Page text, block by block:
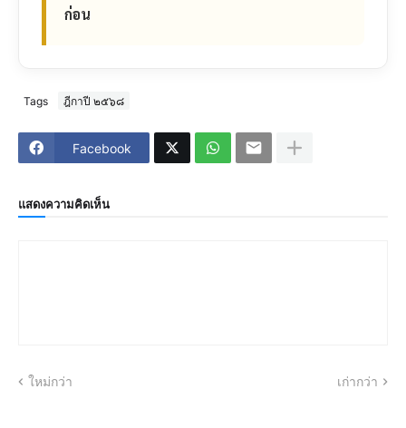
ก่อน
Tags ฎีกาปี ๒๕๖๘
Facebook
แสดงความคิดเห็น
ใหม่กว่า เก่ากว่า